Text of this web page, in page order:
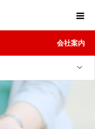
会社案内